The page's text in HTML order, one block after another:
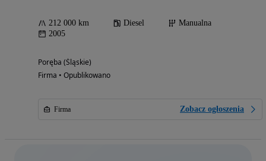
212 000 km Diesel
Manualna
2005
Poręba (Śląskie)
Firma • Opublikowano
Firma Zobacz ogłoszenia